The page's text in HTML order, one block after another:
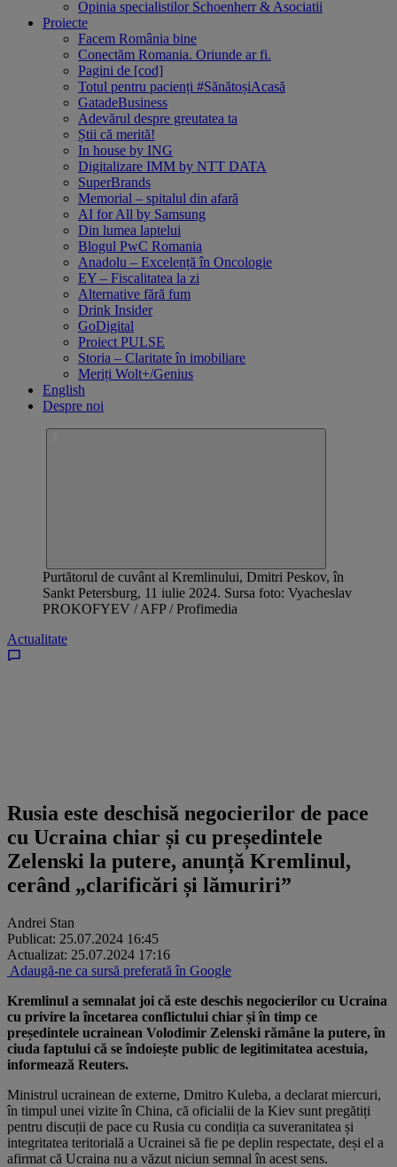
Opinia specialistilor Schoenherr & Asociatii
Proiecte
Facem România bine
Conectăm Romania. Oriunde ar fi.
Pagini de [cod]
Totul pentru pacienți #SănătoșiAcasă
GatadeBusiness
Adevărul despre greutatea ta
Știi că merită!
In house by ING
Digitalizare IMM by NTT DATA
SuperBrands
Memorial – spitalul din afară
AI for All by Samsung
Din lumea laptelui
Blogul PwC Romania
Anadolu – Excelență în Oncologie
EY – Fiscalitatea la zi
Alternative fără fum
Drink Insider
GoDigital
Proiect PULSE
Storia – Claritate în imobiliare
Meriți Wolt+/Genius
English
Despre noi
Purtătorul de cuvânt al Kremlinului, Dmitri Peskov, în
Sankt Petersburg, 11 iulie 2024. Sursa foto: Vyacheslav
PROKOFYEV / AFP / Profimedia
Actualitate
Rusia este deschisă negocierilor de pace
cu Ucraina chiar și cu președintele
Zelenski la putere, anunță Kremlinul,
cerând „clarificări și lămuriri”
Andrei Stan
Publicat: 25.07.2024 16:45
Actualizat: 25.07.2024 17:16
Adaugă-ne ca sursă preferată în Google
Kremlinul a semnalat joi că este deschis negocierilor cu Ucraina
cu privire la încetarea conflictului chiar și în timp ce
președintele ucrainean Volodimir Zelenski rămâne la putere, în
ciuda faptului că se îndoiește public de legitimitatea acestuia,
informează Reuters.
Ministrul ucrainean de externe, Dmitro Kuleba, a declarat miercuri,
în timpul unei vizite în China, că oficialii de la Kiev sunt pregătiți
pentru discuții de pace cu Rusia cu condiția ca suveranitatea și
integritatea teritorială a Ucrainei să fie pe deplin respectate, deși el a
afirmat că Ucraina nu a văzut niciun semnal în acest sens.